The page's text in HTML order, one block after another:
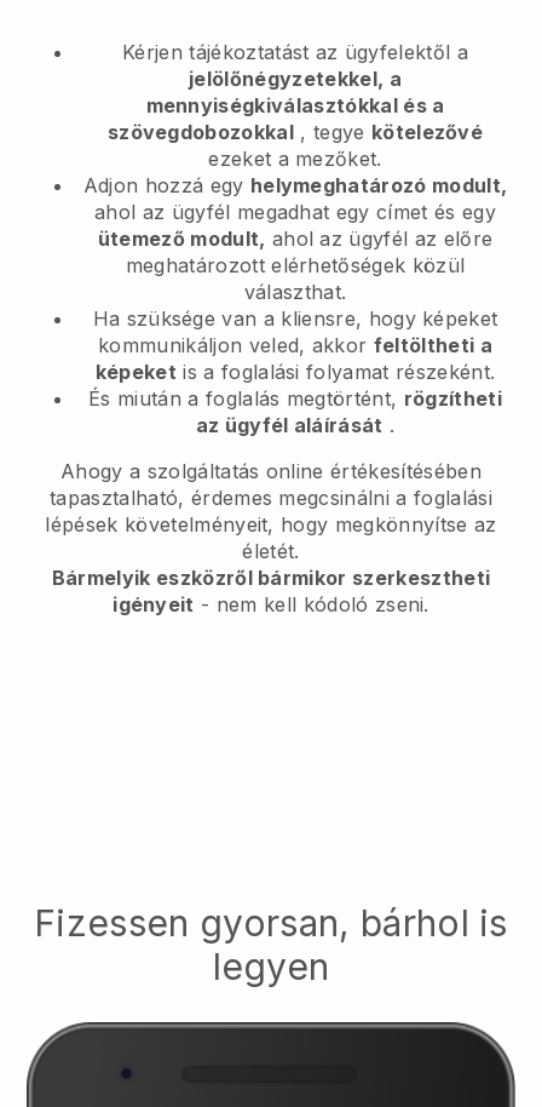
Kérjen tájékoztatást az ügyfelektől a
jelölőnégyzetekkel, a
mennyiségkiválasztókkal és a
szövegdobozokkal , tegye kötelezővé
ezeket a mezőket.
Adjon hozzá egy helymeghatározó modult,
ahol az ügyfél megadhat egy címet és egy
ütemező modult, ahol az ügyfél az előre
meghatározott elérhetőségek közül
választhat.
Ha szüksége van a kliensre, hogy képeket
kommunikáljon veled, akkor feltöltheti a
képeket is a foglalási folyamat részeként.
És miután a foglalás megtörtént, rögzítheti
az ügyfél aláírását .
Ahogy a szolgáltatás online értékesítésében
tapasztalható, érdemes megcsinálni a foglalási
lépések követelményeit, hogy megkönnyítse az
életét.
Bármelyik eszközről bármikor szerkesztheti
igényeit - nem kell kódoló zseni.
Fizessen gyorsan, bárhol is
legyen